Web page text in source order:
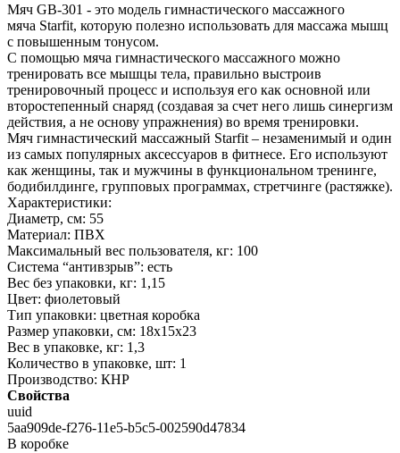
Мяч GB-301 - это модель гимнастического массажного
мяча Starfit, которую полезно использовать для массажа мышц
с повышенным тонусом.
С помощью мяча гимнастического массажного можно
тренировать все мышцы тела, правильно выстроив
тренировочный процесс и используя его как основной или
второстепенный снаряд (создавая за счет него лишь синергизм
действия, а не основу упражнения) во время тренировки.
Мяч гимнастический массажный Starfit – незаменимый и один
из самых популярных аксессуаров в фитнесе. Его используют
как женщины, так и мужчины в функциональном тренинге,
бодибилдинге, групповых программах, стретчинге (растяжке).
Характеристики:
Диаметр, см: 55
Материал: ПВХ
Максимальный вес пользователя, кг: 100
Система “антивзрыв”: есть
Вес без упаковки, кг: 1,15
Цвет: фиолетовый
Тип упаковки: цветная коробка
Размер упаковки, см: 18х15х23
Вес в упаковке, кг: 1,3
Количество в упаковке, шт: 1
Производство: КНР
Свойства
uuid
5aa909de-f276-11e5-b5c5-002590d47834
В коробке